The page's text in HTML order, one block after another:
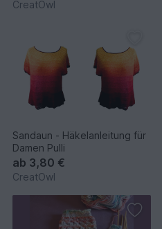
CreatOwl
Sandaun - Häkelanleitung für
Damen Pulli
ab 3,80 €
CreatOwl